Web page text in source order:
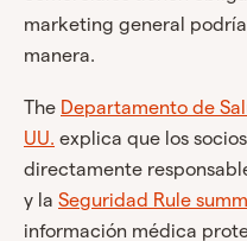
marketing general
manera.
The Departamento de
UU. explica que los
directamente
y la Seguridad Rule
información médica